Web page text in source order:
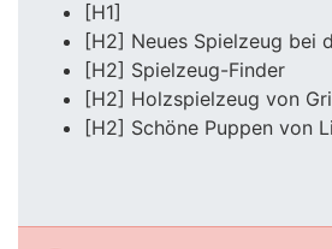
[H1]
[H2] Neues Spielzeug bei
[H2] Spielzeug-Finder
[H2] Holzspielzeug von
[H2] Schöne Puppen von